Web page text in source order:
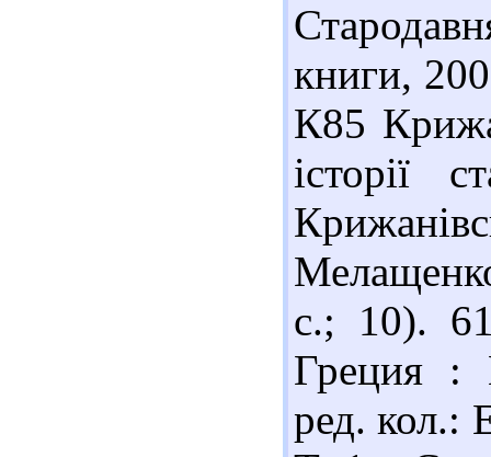
книги,
К85
історії
с.; 10).
Греция :
ред. кол.: